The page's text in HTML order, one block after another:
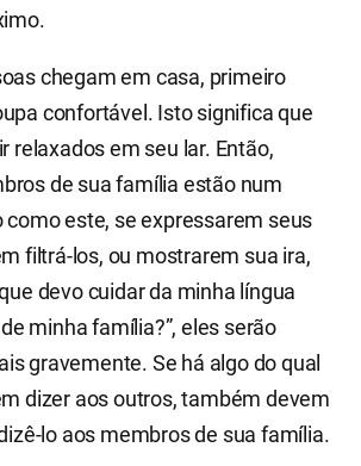
chegam em casa, primeiro
confortável. Isto significa que
relaxados em seu lar. Então,
de sua família estão num
este, se expressarem seus
filtrá-los, ou mostrarem sua ira,
devo cuidar da minha língua
minha família?”, eles serão
gravemente. Se há algo do qual
dizer aos outros, também devem
lo aos membros de sua família.